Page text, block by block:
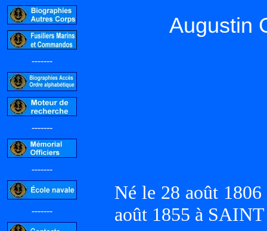
-------
-------
-------
-------
Augustin
Né le 28 août
août 1855 à